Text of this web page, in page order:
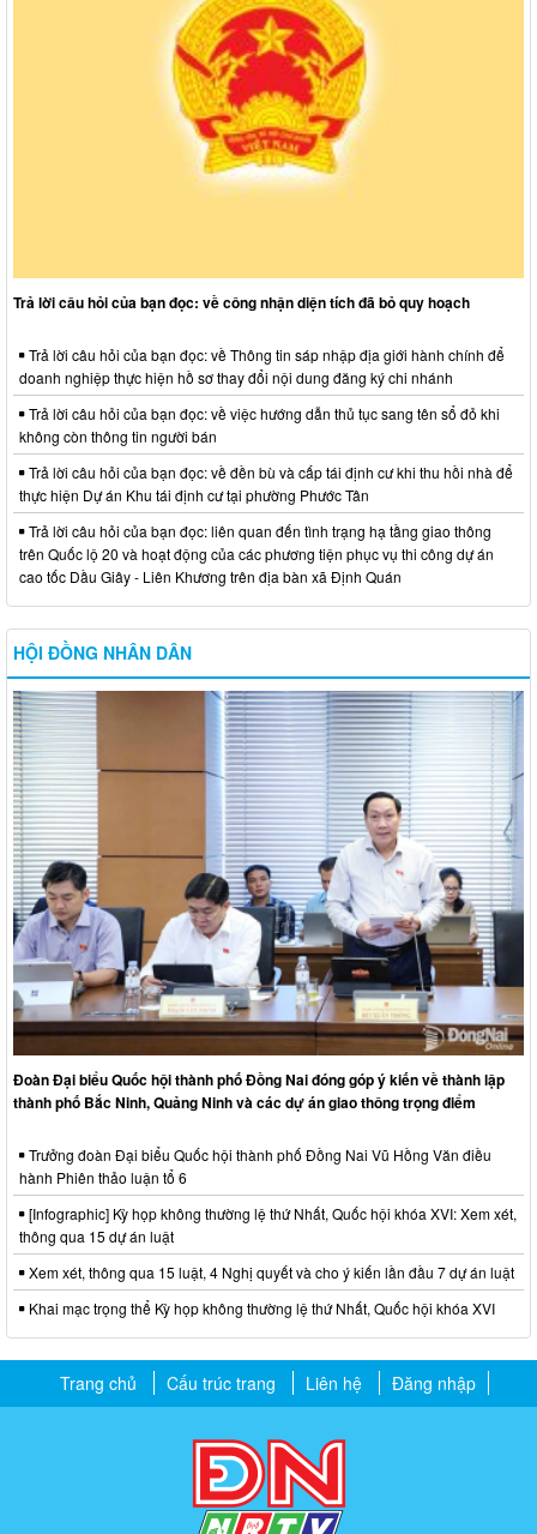
Trả lời câu hỏi của bạn đọc: về công nhận diện tích đã bỏ quy hoạch
Trả lời câu hỏi của bạn đọc: về Thông tin sáp nhập địa giới hành chính để
doanh nghiệp thực hiện hồ sơ thay đổi nội dung đăng ký chi nhánh
Trả lời câu hỏi của bạn đọc: về việc hướng dẫn thủ tục sang tên sổ đỏ khi
không còn thông tin người bán
Trả lời câu hỏi của bạn đọc: về đền bù và cấp tái định cư khi thu hồi nhà để
thực hiện Dự án Khu tái định cư tại phường Phước Tân
Trả lời câu hỏi của bạn đọc: liên quan đến tình trạng hạ tầng giao thông
trên Quốc lộ 20 và hoạt động của các phương tiện phục vụ thi công dự án
cao tốc Dầu Giây - Liên Khương trên địa bàn xã Định Quán
HỘI ĐỒNG NHÂN DÂN
Đoàn Đại biểu Quốc hội thành phố Đồng Nai đóng góp ý kiến về thành lập
thành phố Bắc Ninh, Quảng Ninh và các dự án giao thông trọng điểm
Trưởng đoàn Đại biểu Quốc hội thành phố Đồng Nai Vũ Hồng Văn điều
hành Phiên thảo luận tổ 6
[Infographic] Kỳ họp không thường lệ thứ Nhất, Quốc hội khóa XVI: Xem xét,
thông qua 15 dự án luật
Xem xét, thông qua 15 luật, 4 Nghị quyết và cho ý kiến lần đầu 7 dự án luật
Khai mạc trọng thể Kỳ họp không thường lệ thứ Nhất, Quốc hội khóa XVI
Trang chủ Cấu trúc trang Liên hệ Đăng nhập